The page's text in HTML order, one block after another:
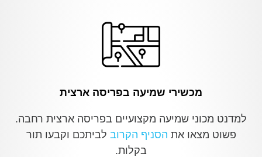
מכשירי שמיעה בפריסה ארצית
למדנט מכוני שמיעה מקצועיים בפריסה ארצית רחבה.
פשוט מצאו את הסניף הקרוב לביתכם וקבעו תור
בקלות.